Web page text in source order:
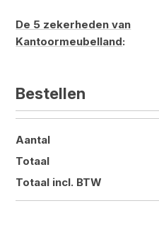
De 5 zekerheden van
Kantoormeubelland:
Bestellen
Aantal
Totaal
Totaal incl. BTW